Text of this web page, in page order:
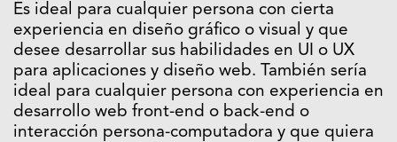
Es ideal para cualquier persona con cierta
experiencia en diseño gráfico o visual y que
desee desarrollar sus habilidades en UI o UX
para aplicaciones y diseño web. También sería
ideal para cualquier persona con experiencia en
desarrollo web front-end o back-end o
interacción persona-computadora y que quiera